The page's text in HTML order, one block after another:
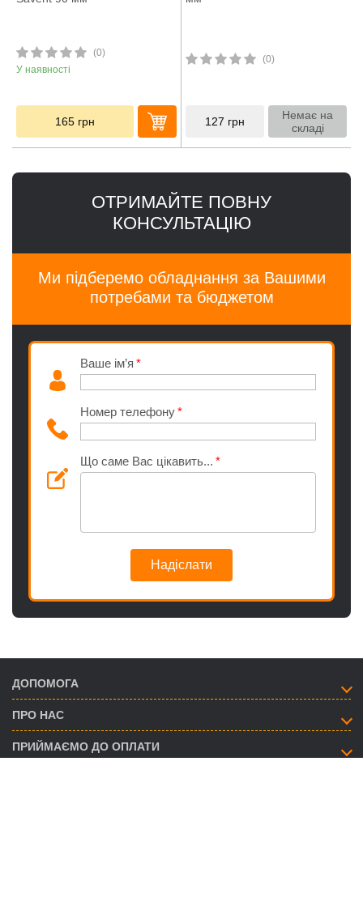
(0)
У наявності
165 грн
(0)
127 грн
Немає на
складі
ОТРИМАЙТЕ ПОВНУ
КОНСУЛЬТАЦІЮ
Ми підберемо обладнання за Вашими
потребами та бюджетом
Ваше ім’я
Номер телефону
Що саме Вас цікавить...
Надіслати
ДОПОМОГА
ПРО НАС
ПРИЙМАЄМО ДО ОПЛАТИ